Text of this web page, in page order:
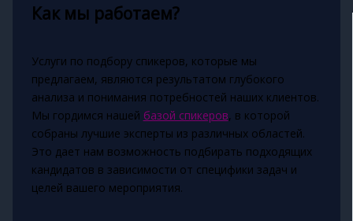
Как мы работаем?
Услуги по подбору спикеров, которые мы
предлагаем, являются результатом глубокого
анализа и понимания потребностей наших клиентов.
Мы гордимся нашей базой спикеров, в которой
собраны лучшие эксперты из различных областей.
Это дает нам возможность подбирать подходящих
кандидатов в зависимости от специфики задач и
целей вашего мероприятия.